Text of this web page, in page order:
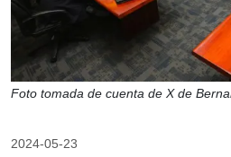
Foto tomada de cuenta de X de
2024-05-23